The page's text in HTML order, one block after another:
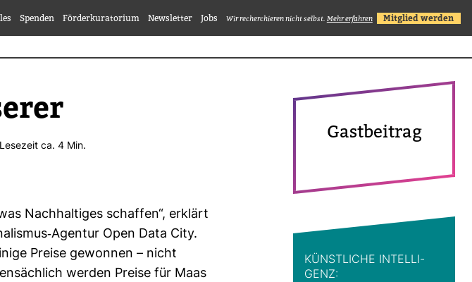
Spenden Förderkuratorium Newsletter Jobs Wir recherchieren nicht selbst. Mehr erfahren Mitglied werden
ca. 4 Min.
Nach­hal­tiges schaffen“, erklärt
​Agentur Open Data City.
Preise gewonnen – nicht
werden Preise für Maas
Gast­bei­trag
KÜNST­LICHE INTEL­LI­
GENZ: